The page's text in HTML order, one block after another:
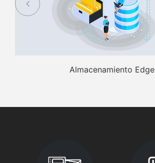
Almacenamiento Edge